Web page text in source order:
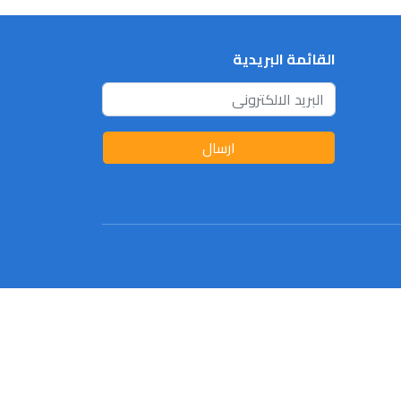
القائمة البريدية
ارسال